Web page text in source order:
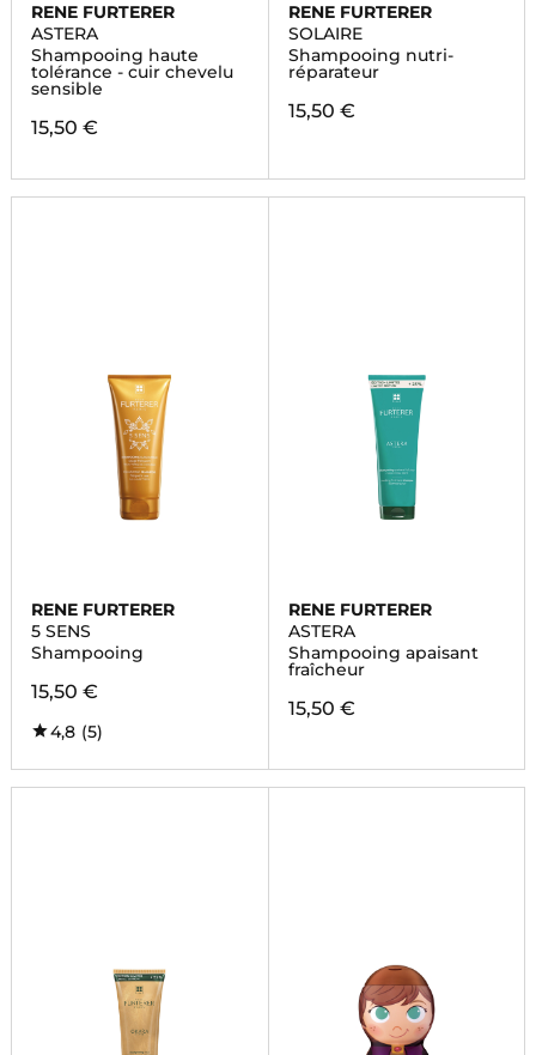
RENE FURTERER
ASTERA
Shampooing haute
tolérance - cuir chevelu
sensible
15,50 €
RENE FURTERER
SOLAIRE
Shampooing nutri-
réparateur
15,50 €
RENE FURTERER
5 SENS
Shampooing
15,50 €
4,8 (5)
RENE FURTERER
ASTERA
Shampooing apaisant
fraîcheur
15,50 €